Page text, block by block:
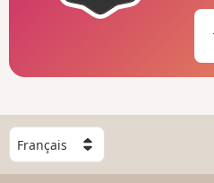
C
h
o